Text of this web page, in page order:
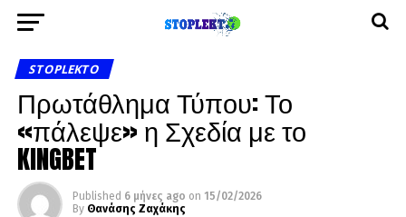
STOPLEKTO
Πρωτάθλημα Τύπου: Το
«πάλεψε» η Σχεδία με το
KINGBET
Published 6 μήνες ago on 15/02/2026
By Θανάσης Ζαχάκης